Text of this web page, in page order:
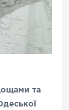
та